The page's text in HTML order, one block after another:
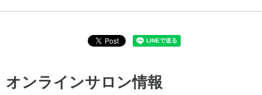
オンラインサロン情報